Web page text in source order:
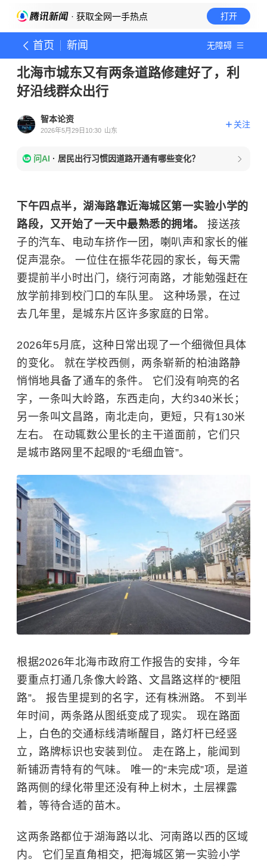
· 获取全网一手热点 打开
首页 新闻 无障碍
北海市城东又有两条道路修建好了，利
好沿线群众出行
智本论资
2026年5月29日10:30 山东
关注
问AI · 居民出行习惯因道路开通有哪些变化？
下午四点半，湖海路靠近海城区第一实验小学的
路段，又开始了一天中最熟悉的拥堵。 接送孩
子的汽车、电动车挤作一团，喇叭声和家长的催
促声混杂。 一位住在振华花园的家长，每天需
要提前半小时出门，绕行河南路，才能勉强赶在
放学前排到校门口的车队里。 这种场景，在过
去几年里，是城东片区许多家庭的日常。
2026年5月底，这种日常出现了一个细微但具体
的变化。 就在学校西侧，两条崭新的柏油路静
悄悄地具备了通车的条件。 它们没有响亮的名
字，一条叫大岭路，东西走向，大约340米长；
另一条叫文昌路，南北走向，更短，只有130米
左右。 在动辄数公里长的主干道面前，它们只
是城市路网里不起眼的“毛细血管”。
根据2026年北海市政府工作报告的安排，今年
要重点打通几条像大岭路、文昌路这样的“梗阻
路”。 报告里提到的名字，还有株洲路。 不到半
年时间，两条路从图纸变成了现实。 现在路面
上，白色的交通标线清晰醒目，路灯杆已经竖
立，路牌标识也安装到位。 走在路上，能闻到
新铺沥青特有的气味。 唯一的“未完成”项，是道
路两侧的绿化带里还没有种上树木，土层裸露
着，等待合适的苗木。
这两条路都位于湖海路以北、河南路以西的区域
内。 它们呈直角相交，把海城区第一实验小学